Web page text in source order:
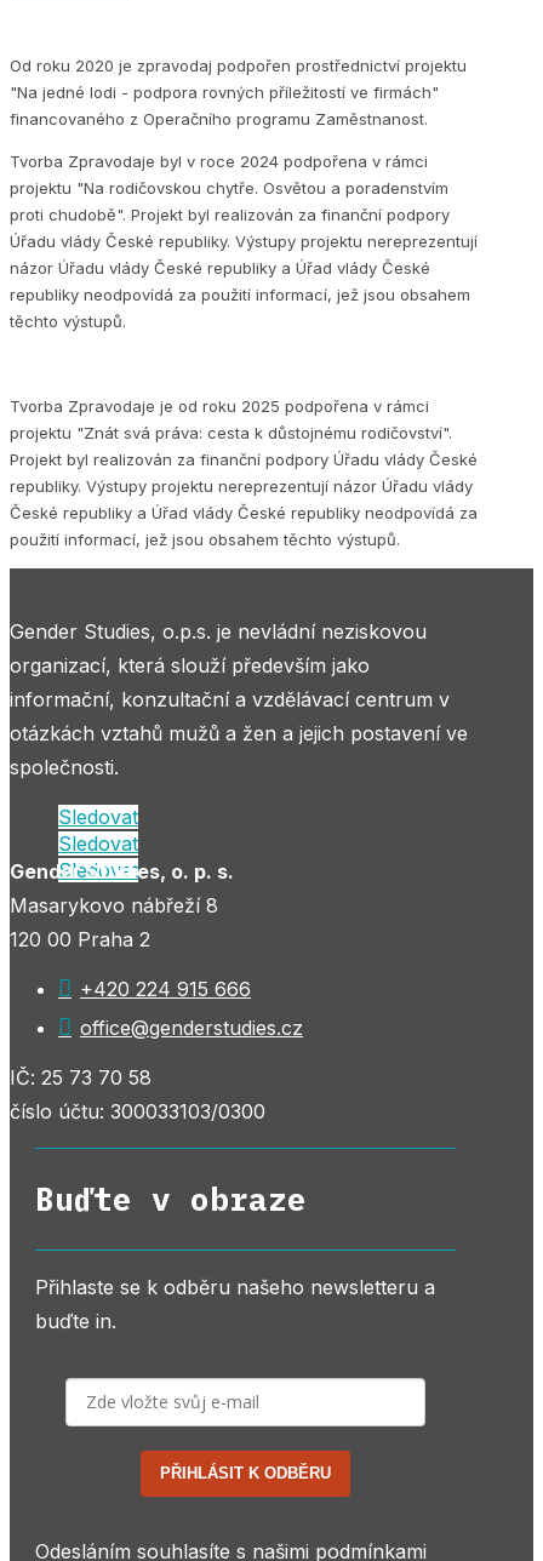
Od roku 2020 je zpravodaj podpořen prostřednictví projektu
"Na jedné lodi - podpora rovných příležitostí ve firmách"
financovaného z Operačního programu Zaměstnanost.
Tvorba Zpravodaje byl v roce 2024 podpořena v rámci
projektu "Na rodičovskou chytře. Osvětou a poradenstvím
proti chudobě". Projekt byl realizován za finanční podpory
Úřadu vlády České republiky. Výstupy projektu nereprezentují
názor Úřadu vlády České republiky a Úřad vlády České
republiky neodpovídá za použití informací, jež jsou obsahem
těchto výstupů.
Tvorba Zpravodaje je od roku 2025 podpořena v rámci
projektu "Znát svá práva: cesta k důstojnému rodičovství".
Projekt byl realizován za finanční podpory Úřadu vlády České
republiky. Výstupy projektu nereprezentují názor Úřadu vlády
České republiky a Úřad vlády České republiky neodpovídá za
použití informací, jež jsou obsahem těchto výstupů.
Gender Studies, o.p.s. je nevládní neziskovou
organizací, která slouží především jako
informační, konzultační a vzdělávací centrum v
otázkách vztahů mužů a žen a jejich postavení ve
společnosti.
Sledovat
Sledovat
Sledovat
Gender Studies, o. p. s.
Masarykovo nábřeží 8
120 00 Praha 2
 +420 224 915 666
 office@genderstudies.cz
IČ: 25 73 70 58
číslo účtu: 300033103/0300
Buďte v obraze
Přihlaste se k odběru našeho newsletteru a
buďte in.
PŘIHLÁSIT K ODBĚRU
Odesláním souhlasíte s našimi podmínkami